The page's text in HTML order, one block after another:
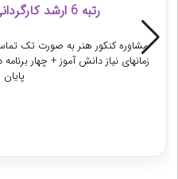
رتبه 6 ارشد کارگردانی هنر تربیت مدرس
مشاوره کنکور هنر به صورت تک
زمانهای نیاز دانش آموز + چهار